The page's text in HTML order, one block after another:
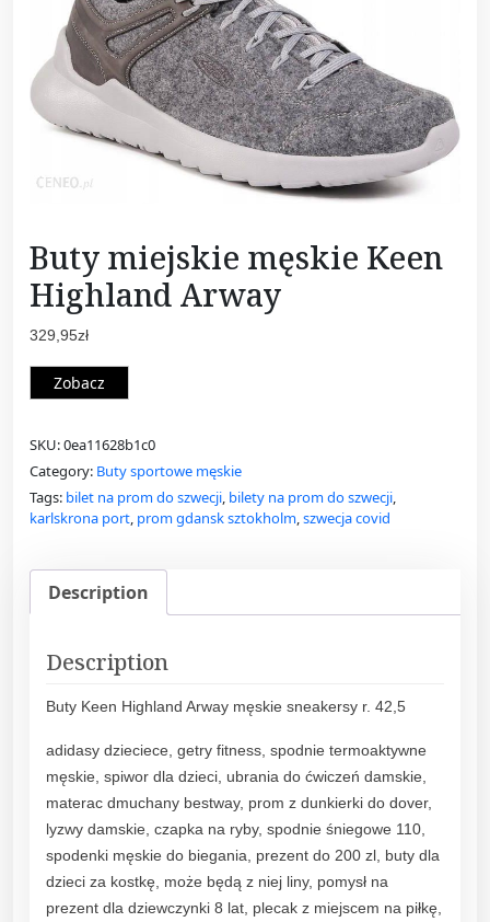
Buty miejskie męskie Keen
Highland Arway
329,95zł
Zobacz
SKU:0ea11628b1c0
Category: Buty sportowe męskie
Tags: bilet na prom do szwecji, bilety na prom do szwecji,
karlskrona port, prom gdansk sztokholm,szwecja covid
Description
Description
Buty Keen Highland Arway męskie sneakersy r. 42,5
adidasy dzieciece, getry fitness, spodnie termoaktywne
męskie, spiwor dla dzieci, ubrania do ćwiczeń damskie,
materac dmuchany bestway, prom z dunkierki do dover,
lyzwy damskie, czapka na ryby, spodnie śniegowe 110,
spodenki męskie do biegania, prezent do 200 zl, buty dla
dzieci za kostkę, może będą z niej liny, pomysł na
prezent dla dziewczynki 8 lat, plecak z miejscem na piłkę,